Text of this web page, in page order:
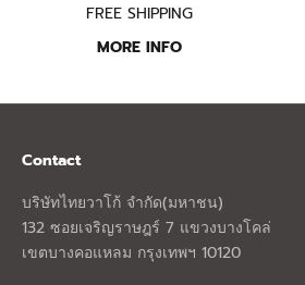
FREE SHIPPING
MORE INFO
Contact
บริษัทไทยวาโก้ จำกัด(มหาชน)
132 ซอยเจริญราษฎร์ 7 แขวงบางโคล่
เขตบางคอแหลม กรุงเทพฯ 10120